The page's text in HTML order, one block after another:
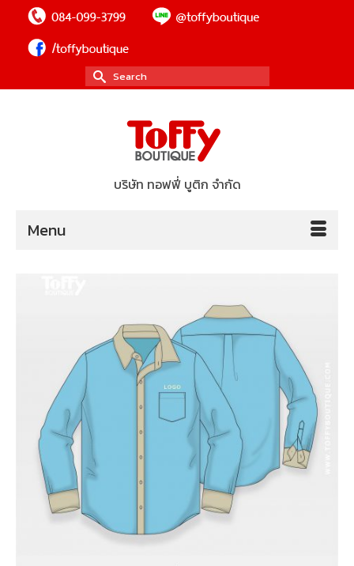
Search
for:
บริษัท ทอฟฟี่ บูติก จำกัด
Menu